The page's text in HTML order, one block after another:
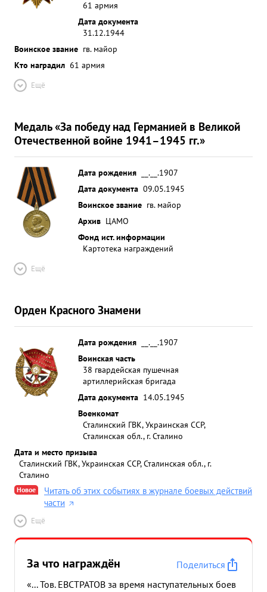
61 армия
Дата документа
31.12.1944
Воинское звание гв. майор
Кто наградил 61 армия
Ещё
Медаль «За победу над Германией в Великой
Отечественной войне 1941–1945 гг.»
Дата рождения
__.__.1907
Дата документа 09.05.1945
Воинское звание гв. майор
Архив ЦАМО
Фонд ист. информации
Картотека награждений
Ещё
Орден Красного Знамени
Дата рождения
__.__.1907
Воинская часть
38 гвардейская пушечная
артиллерийская бригада
Дата документа 14.05.1945
Военкомат
Сталинский ГВК, Украинская ССР,
Сталинская обл., г. Сталино
Дата и место призыва
Сталинский ГВК, Украинская ССР, Сталинская обл., г.
Сталино
Новое
Читать об этих событиях в журнале боевых действий
части
Ещё
За что награждён
Поделиться
«... Тов. ЕВСТРАТОВ за время наступательных боев